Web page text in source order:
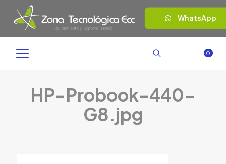
WhatsApp
0
HP-Probook-440-
G8.jpg